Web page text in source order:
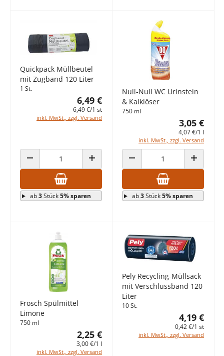
Quickpack Müllbeutel
mit Zugband 120 Liter
1 St.
6,49 €
6,49 €/1 st
inkl. MwSt., zzgl. Versand
ANZAHL VERRINGERN ANZAHL ERHÖHEN
ab3Stück5% sparen
Null-Null WC Urinstein
& Kalklöser
750 ml
3,05 €
4,07 €/1 l
inkl. MwSt., zzgl. Versand
ANZAHL VERRINGERN ANZAHL
ab3Stück5% sparen
Frosch Spülmittel
Limone
750 ml
2,25 €
3,00 €/1 l
inkl. MwSt., zzgl. Versand
Pely Recycling-Müllsack
mit Verschlussband 120
Liter
10 St.
4,19 €
0,42 €/1 st
inkl. MwSt., zzgl. Versand